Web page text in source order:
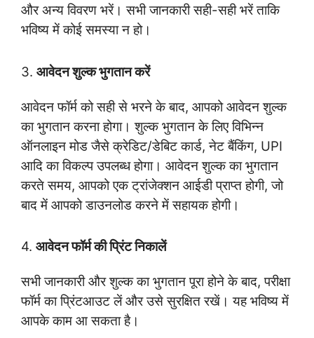
और अन्य विवरण भरें। सभी जानकारी सही-सही भरें ताकि
भविष्य में कोई समस्या न हो।
3. आवेदन शुल्क भुगतान करें
आवेदन फॉर्म को सही से भरने के बाद, आपको आवेदन शुल्क
का भुगतान करना होगा। शुल्क भुगतान के लिए विभिन्न
ऑनलाइन मोड जैसे क्रेडिट/डेबिट कार्ड, नेट बैंकिंग, UPI
आदि का विकल्प उपलब्ध होगा। आवेदन शुल्क का भुगतान
करते समय, आपको एक ट्रांजेक्शन आईडी प्राप्त होगी, जो
बाद में आपको डाउनलोड करने में सहायक होगी।
4. आवेदन फॉर्म की प्रिंट निकालें
सभी जानकारी और शुल्क का भुगतान पूरा होने के बाद, परीक्षा
फॉर्म का प्रिंटआउट लें और उसे सुरक्षित रखें। यह भविष्य में
आपके काम आ सकता है।